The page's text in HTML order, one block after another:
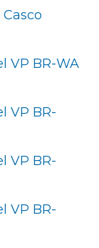
VP BR-WA
VP BR-
VP BR-
VP BR-